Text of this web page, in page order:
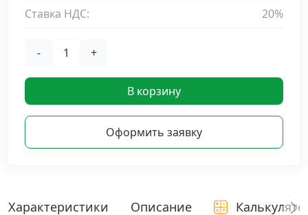
Заклепки
Гвозди и скобы ›
Хомуты и шуруп-шпильки
Ставка НДС:
20%
- +
В корзину
Оформить заявку
Характеристики Описание